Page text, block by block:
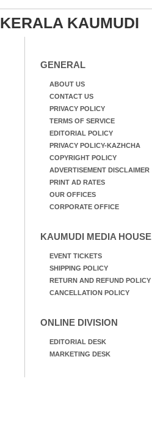
KERALA KAUMUDI
GENERAL
ABOUT US
CONTACT US
PRIVACY POLICY
TERMS OF SERVICE
EDITORIAL POLICY
PRIVACY POLICY-KAZHCHA
COPYRIGHT POLICY
ADVERTISEMENT DISCLAIMER
PRINT AD RATES
OUR OFFICES
CORPORATE OFFICE
KAUMUDI MEDIA HOUSE
EVENT TICKETS
SHIPPING POLICY
RETURN AND REFUND POLICY
CANCELLATION POLICY
ONLINE DIVISION
EDITORIAL DESK
MARKETING DESK